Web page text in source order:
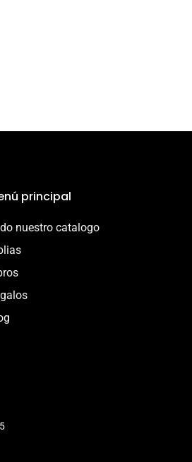
principal
nuestro catalogo